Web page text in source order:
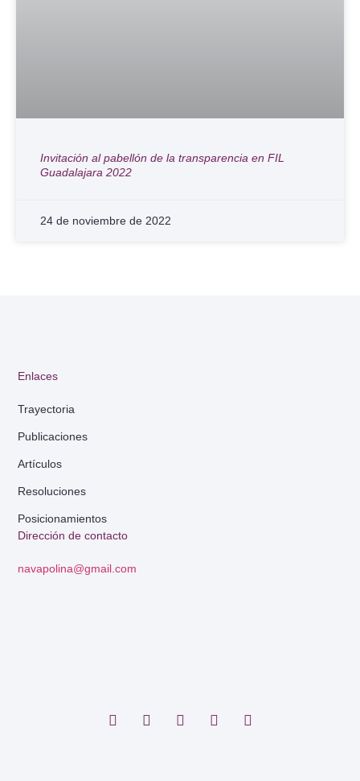
Invitación al pabellón de la transparencia en FIL
Guadalajara 2022
24 de noviembre de 2022
Dirección de contacto
navapolina@gmail.com
Enlaces
Trayectoria
Publicaciones
Artículos
Resoluciones
Posicionamientos